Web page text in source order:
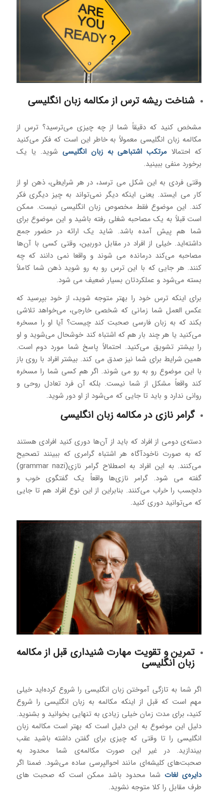
شناخت ریشه ترس از مکالمه زبان انگلیسی
مشخص کنید که دقیقاً شما از چه چیزی می‌ترسید؟ ترس از
مکالمه زبان انگلیسی معمولاً به خاطر این است که فکر می‌کنید
که احتمالا مرتکب اشتباهی به زبان انگلیسی شوید. یا یک
برخورد منفی ببینید.
وقتی فردی به این شکل می ترسد، در هر شرایطی، ذهن او از
کار می ایستد. یعنی اینکه دیگر نمی‌تواند به چیز دیگری فکر
کند. این موضوع فقط مخصوص زبان انگلیسی نیست. ممکن
است قبلاً به یک مصاحبه‌ شغلی رفته باشید و این موضوع برای
شما هم پیش آمده باشد. شاید یک ارائه در حضور جمع
داشته‌اید. خیلی‌ از افراد در مقابل دوربین، وقتی کسی با آن‌ها
مصاحبه می‌کند درمانده می شوند و واقعا نمی دانند که چه
کنند. هر جایی که با این ترس رو به رو شوید ذهن شما کاملاً
بسته می‌شود و عملکردتان بسیار ضعیف می شود.
برای اینکه ترس خود را بهتر متوجه شوید، از خود بپرسید که
عکس‌ العمل شما زمانی ‌که شخصی خارجی، می‌خواهد تلاشی
بکند که به زبان فارسی صحبت کند چیست؟ آیا او را مسخره
می‌کنید یا هر چند بار هم که اشتباه کند خوشحال می‌شوید و او
را بیشتر تشویق می‌کنید. احتمالاً پاسخ شما مورد دوم است.
همین شرایط برای شما نیز صدق می کند. بیشتر افراد با روی باز
با این موضوع رو به رو می شوند. اگر هم کسی شما را مسخره
کند واقعاً مشکل از شما نیست. بلکه آن فرد تعادل روحی و
روانی ندارد و باید تا جایی که می‌شود از او دور شوید.
گرامر نازی در مکالمه زبان انگلیسی
دسته‌ی دومی از افراد که باید از آن‌ها دوری کنید افرادی هستند
که به‌ صورت ناخودآگاه هر اشتباه گرامری که ببینند تصحیح
می‌کنند. به این افراد به‌ اصطلاح گرامر نازی(grammar nazi)
گفته می شود. گرامر نازی‌ها واقعاً یک گفتگوی خوب و
دلچسب را خراب می‌کنند. بنابراین از این نوع افراد هم تا جایی
که می‌توانید دوری کنید.
تمرین و تقویت مهارت شنیداری قبل از مکالمه
زبان انگلیسی
اگر شما به ‌تازگی آموختن زبان انگلیسی را شروع کرده‌اید خیلی
مهم است که قبل از اینکه مکالمه به زبان انگلیسی را شروع
کنید، برای مدت‌ زمان خیلی زیادی به تنهایی بخوانید و بشنوید.
دلیل این موضوع به این دلیل است که بهتر است مکالمه زبان
انگلیسی را تا وقتی که چیزی برای گفتن داشته باشید عقب
بیندازید. در غیر این صورت مکالمه‌ی شما محدود به
صحبت‌های کلیشه‌ای مانند احوالپرسی ساده می‌شود. ضمنا اگر
دایره‌ی لغات شما محدود باشد ممکن است که صحبت ‌های
طرف مقابل را کلا متوجه نشوید.